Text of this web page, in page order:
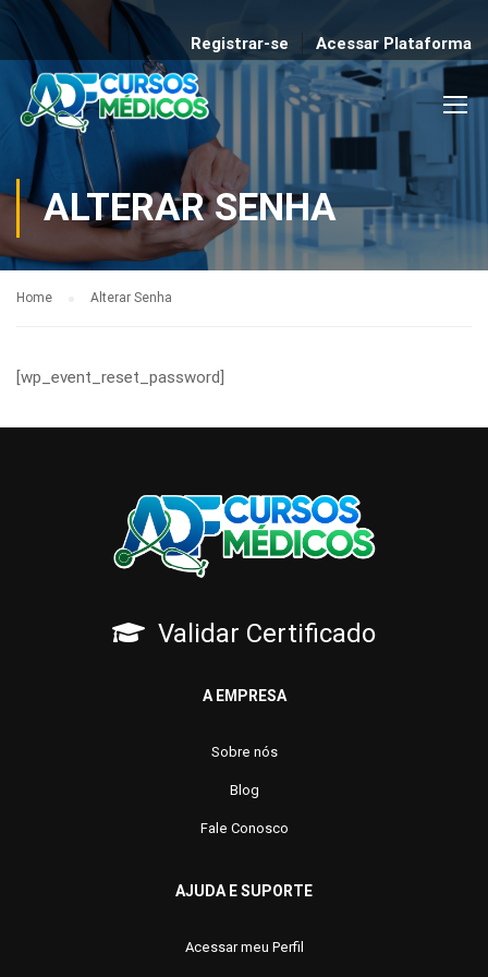
Registrar-se Acessar Plataforma
ALTERAR SENHA
Home Alterar Senha
[wp_event_reset_password]
Validar Certificado
A EMPRESA
Sobre nós
Blog
Fale Conosco
AJUDA E SUPORTE
Acessar meu Perfil